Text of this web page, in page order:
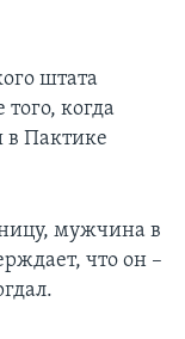
штата
когда
в Пактике
мужчина в
что он –